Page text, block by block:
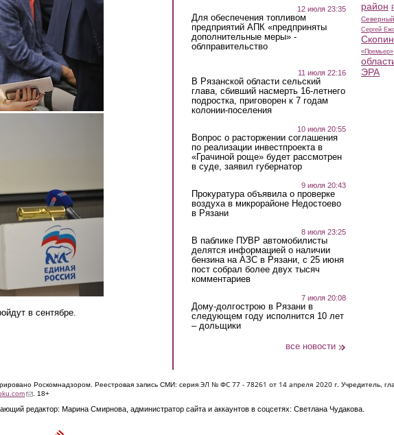
в сентябре.
12 июля 23:35
Для обеспечения топливом
предприятий АПК «предприняты
дополнительные меры» -
облправительство
11 июля 22:16
В Рязанской области сельский
глава, сбивший насмерть 16-летнего
подростка, приговорен к 7 годам
колонии-поселения
10 июля 20:55
Вопрос о расторжении соглашения
по реализации инвестпроекта в
«Грачиной роще» будет рассмотрен
в суде, заявил губернатор
9 июля 20:43
Прокуратура объявила о проверке
воздуха в микрорайоне Недостоево
в Рязани
8 июля 23:25
В паблике ПУВР автомобилисты
делятся информацией о наличии
бензина на АЗС в Рязани, с 25 июня
пост собрал более двух тысяч
комментариев
7 июля 20:08
Дому-долгострою в Рязани в
следующем году исполнится 10 лет
– дольщики
все новости
район
Сергей
Скопин
«Премьер»
ЭРА
Роскомнадзором. Реестровая запись СМИ: серия ЭЛ № ФС 77 - 78261 от 14 апреля 2020 г. Учредитель,
(link sends e-mail)
. 18+
редактор: Марина Смирнова, администратор сайта и аккаунтов в соцсетях: Светлана Чудакова.